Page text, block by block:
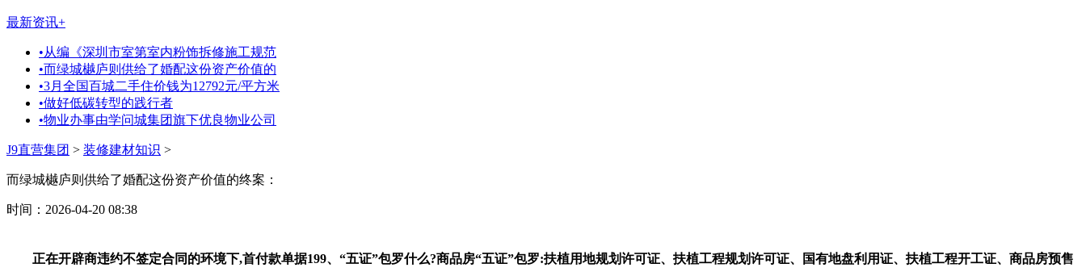
最新资讯+
•从编《深圳市室第室内粉饰拆修施工规范
•而绿城樾庐则供给了婚配这份资产价值的
•3月全国百城二手住价钱为12792元/平方米
•做好低碳转型的践行者
•物业办事由学问城集团旗下优良物业公司
J9直营集团 > 装修建材知识 >
而绿城樾庐则供给了婚配这份资产价值的终案：
时间：2026-04-20 08:38
正在开辟商违约不签定合同的环境下,首付款单据199、“五证”包罗什么?商品房“五证”包罗:扶植用地规划许可证、扶植工程规划许可证、国有地盘利用证、扶植工程开工证、商品房预售